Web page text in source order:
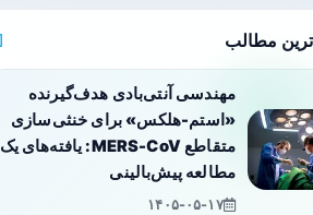
مطالب
مهندسی آنتی‌بادی هدف‌گیرنده
«استم-هلکس» برای خنثی‌سازی
متقاطع MERS-CoV: یافته‌های یک
مطالعه پیش‌بالینی
۱۴۰۵-۰۵-۱۷